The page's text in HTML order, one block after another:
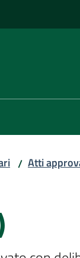
/ Atti